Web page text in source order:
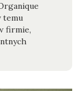
temu
firmie,